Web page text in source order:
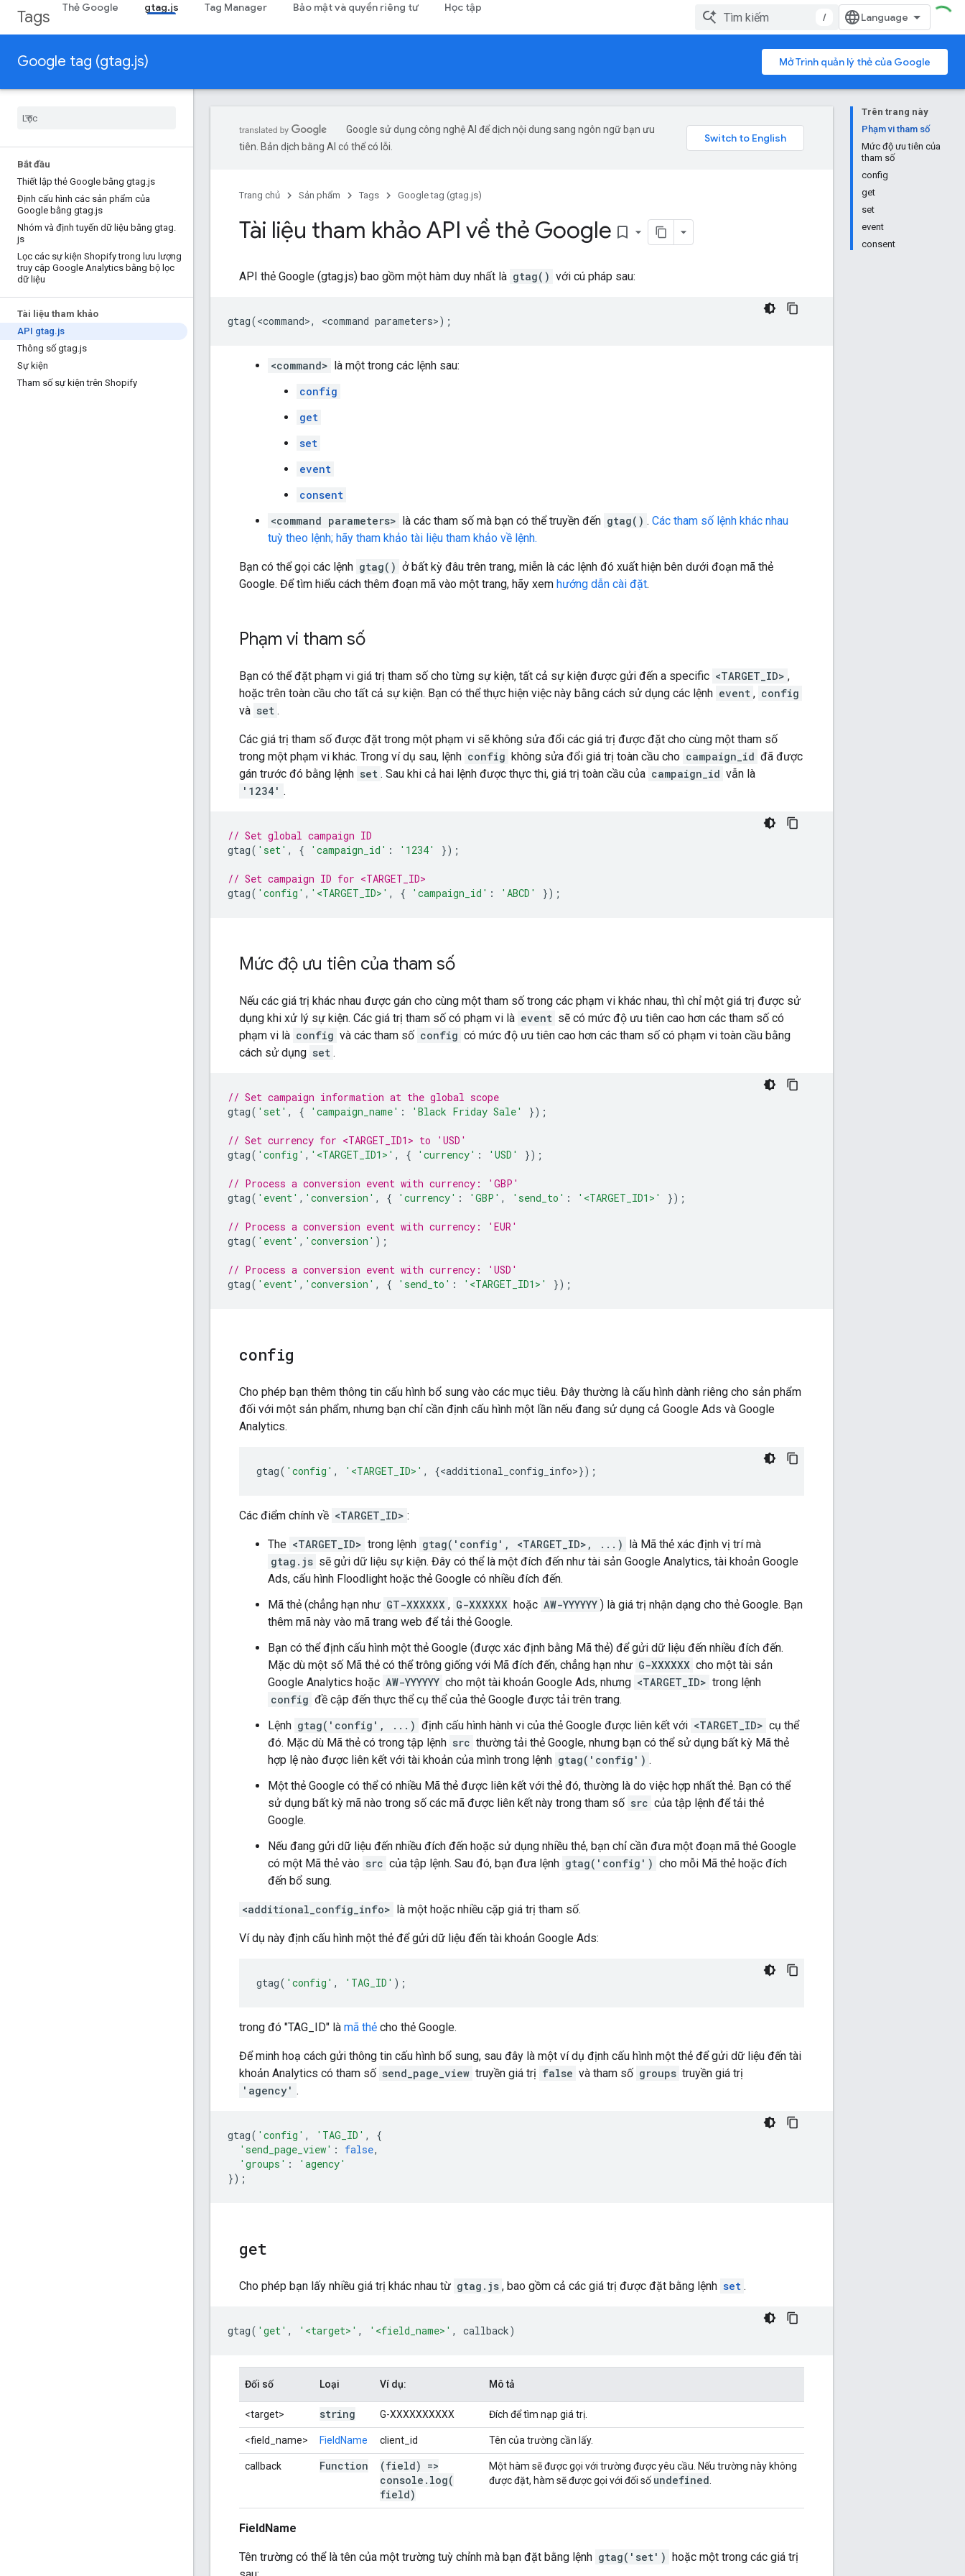
Tags Thẻ Google gtag.js Tag Manager Bảo mật và quyền riêng tư Học tập
/
Google tag (gtag.js) Mở Trình quản lý thẻ của Google
Bắt đầu
Thiết lập thẻ Google bằng gtag.js
Định cấu hình các sản phẩm của
Google bằng gtag.js
Nhóm và định tuyến dữ liệu bằng gtag.
js
Lọc các sự kiện Shopify trong lưu lượng
truy cập Google Analytics bằng bộ lọc
dữ liệu
Tài liệu tham khảo
API gtag.js
Thông số gtag.js
Sự kiện
Tham số sự kiện trên Shopify
Trên trang này
Phạm vi tham số
Mức độ ưu tiên của
tham số
config
get
set
event
consent
Google sử dụng công nghệ AI để dịch nội dung sang ngôn ngữ bạn ưu
tiên. Bản dịch bằng AI có thể có lỗi.
Trang chủ Sản phẩm Tags Google tag (gtag.js)
Tài liệu tham khảo API về thẻ Google bookmark_border
API thẻ Google (gtag.js) bao gồm một hàm duy nhất là gtag() với cú pháp sau:
gtag(<command>, <command parameters>);
<command> là một trong các lệnh sau:
config
get
set
event
consent
<command parameters> là các tham số mà bạn có thể truyền đến gtag() . Các tham số lệnh khác nhau
tuỳ theo lệnh; hãy tham khảo tài liệu tham khảo về lệnh.
Bạn có thể gọi các lệnh gtag() ở bất kỳ đâu trên trang, miễn là các lệnh đó xuất hiện bên dưới đoạn mã thẻ
Google. Để tìm hiểu cách thêm đoạn mã vào một trang, hãy xem hướng dẫn cài đặt.
Phạm vi tham số
Bạn có thể đặt phạm vi giá trị tham số cho từng sự kiện, tất cả sự kiện được gửi đến a specific <TARGET_ID> ,
hoặc trên toàn cầu cho tất cả sự kiện. Bạn có thể thực hiện việc này bằng cách sử dụng các lệnh event , config
và set .
Các giá trị tham số được đặt trong một phạm vi sẽ không sửa đổi các giá trị được đặt cho cùng một tham số
trong một phạm vi khác. Trong ví dụ sau, lệnh config không sửa đổi giá trị toàn cầu cho campaign_id đã được
gán trước đó bằng lệnh set . Sau khi cả hai lệnh được thực thi, giá trị toàn cầu của campaign_id vẫn là
'1234' .
// Set global campaign ID
gtag( 'set' , { 'campaign_id' : '1234' });
// Set campaign ID for <TARGET_ID>
gtag( 'config' , '<TARGET_ID>' , { 'campaign_id' : 'ABCD' });
Mức độ ưu tiên của tham số
Nếu các giá trị khác nhau được gán cho cùng một tham số trong các phạm vi khác nhau, thì chỉ một giá trị được sử
dụng khi xử lý sự kiện. Các giá trị tham số có phạm vi là event sẽ có mức độ ưu tiên cao hơn các tham số có
phạm vi là config và các tham số config có mức độ ưu tiên cao hơn các tham số có phạm vi toàn cầu bằng
cách sử dụng set .
// Set campaign information at the global scope
gtag( 'set' , { 'campaign_name' : 'Black Friday Sale' });
// Set currency for <TARGET_ID1> to 'USD'
gtag( 'config' , '<TARGET_ID1>' , { 'currency' : 'USD' });
// Process a conversion event with currency: 'GBP'
gtag( 'event' , 'conversion' , { 'currency' : 'GBP' , 'send_to' : '<TARGET_ID1>' });
// Process a conversion event with currency: 'EUR'
gtag( 'event' , 'conversion' );
// Process a conversion event with currency: 'USD'
gtag( 'event' , 'conversion' , { 'send_to' : '<TARGET_ID1>' });
config
Cho phép bạn thêm thông tin cấu hình bổ sung vào các mục tiêu. Đây thường là cấu hình dành riêng cho sản phẩm
đối với một sản phẩm, nhưng bạn chỉ cần định cấu hình một lần nếu đang sử dụng cả Google Ads và Google
Analytics.
gtag( 'config' , '<TARGET_ID>' , {<additional_config_info>});
Các điểm chính về <TARGET_ID> :
The <TARGET_ID> trong lệnh gtag('config', <TARGET_ID>, ...) là Mã thẻ xác định vị trí mà
gtag.js sẽ gửi dữ liệu sự kiện. Đây có thể là một đích đến như tài sản Google Analytics, tài khoản Google
Ads, cấu hình Floodlight hoặc thẻ Google có nhiều đích đến.
Mã thẻ (chẳng hạn như GT-XXXXXX , G-XXXXXX hoặc AW-YYYYYY ) là giá trị nhận dạng cho thẻ Google. Bạn
thêm mã này vào mã trang web để tải thẻ Google.
Bạn có thể định cấu hình một thẻ Google (được xác định bằng Mã thẻ) để gửi dữ liệu đến nhiều đích đến.
Mặc dù một số Mã thẻ có thể trông giống với Mã đích đến, chẳng hạn như G-XXXXXX cho một tài sản
Google Analytics hoặc AW-YYYYYY cho một tài khoản Google Ads, nhưng <TARGET_ID> trong lệnh
config đề cập đến thực thể cụ thể của thẻ Google được tải trên trang.
Lệnh gtag('config', ...) định cấu hình hành vi của thẻ Google được liên kết với <TARGET_ID> cụ thể
đó. Mặc dù Mã thẻ có trong tập lệnh src thường tải thẻ Google, nhưng bạn có thể sử dụng bất kỳ Mã thẻ
hợp lệ nào được liên kết với tài khoản của mình trong lệnh gtag('config') .
Một thẻ Google có thể có nhiều Mã thẻ được liên kết với thẻ đó, thường là do việc hợp nhất thẻ. Bạn có thể
sử dụng bất kỳ mã nào trong số các mã được liên kết này trong tham số src của tập lệnh để tải thẻ
Google.
Nếu đang gửi dữ liệu đến nhiều đích đến hoặc sử dụng nhiều thẻ, bạn chỉ cần đưa một đoạn mã thẻ Google
có một Mã thẻ vào src của tập lệnh. Sau đó, bạn đưa lệnh gtag('config') cho mỗi Mã thẻ hoặc đích
đến bổ sung.
<additional_config_info> là một hoặc nhiều cặp giá trị tham số.
Ví dụ này định cấu hình một thẻ để gửi dữ liệu đến tài khoản Google Ads:
gtag( 'config' , 'TAG_ID' );
trong đó "TAG_ID" là mã thẻ cho thẻ Google.
Để minh hoạ cách gửi thông tin cấu hình bổ sung, sau đây là một ví dụ định cấu hình một thẻ để gửi dữ liệu đến tài
khoản Analytics có tham số send_page_view truyền giá trị false và tham số groups truyền giá trị
'agency' .
gtag( 'config' , 'TAG_ID' ,
{
'send_page_view' : false,
'groups' :
'agency'
});
get
Cho phép bạn lấy nhiều giá trị khác nhau từ gtag.js , bao gồm cả các giá trị được đặt bằng lệnh set .
gtag( 'get' , '<target>' , '<field_name>' , callback)
Đối số Loại Ví dụ: Mô tả
<target> string G-XXXXXXXXXX Đích để tìm nạp giá trị.
<field_name> FieldName client_id Tên của trường cần lấy.
callback Function
(field) =>
console . log(
field)
Một hàm sẽ được gọi với trường được yêu cầu. Nếu trường này không
được đặt, hàm sẽ được gọi với đối số undefined
FieldName
Tên trường có thể là tên của một trường tuỳ chỉnh mà bạn đặt bằng lệnh gtag('set') hoặc một trong các giá trị